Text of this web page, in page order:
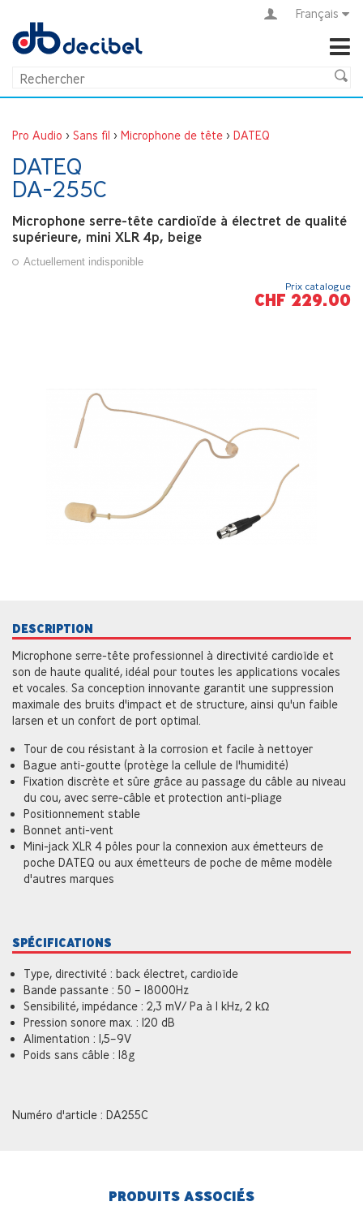
Français
Pro Audio > Sans fil > Microphone de tête > DATEQ
DATEQ
DA-255C
Microphone serre-tête cardioïde à électret de qualité
supérieure, mini XLR 4p, beige
Actuellement indisponible
Prix catalogue
CHF 229.00
DESCRIPTION
Microphone serre-tête professionnel à directivité cardioïde et
son de haute qualité, idéal pour toutes les applications vocales
et vocales. Sa conception innovante garantit une suppression
maximale des bruits d'impact et de structure, ainsi qu'un faible
larsen et un confort de port optimal.
Tour de cou résistant à la corrosion et facile à nettoyer
Bague anti-goutte (protège la cellule de l'humidité)
Fixation discrète et sûre grâce au passage du câble au niveau
du cou, avec serre-câble et protection anti-pliage
Positionnement stable
Bonnet anti-vent
Mini-jack XLR 4 pôles pour la connexion aux émetteurs de
poche DATEQ ou aux émetteurs de poche de même modèle
d'autres marques
SPÉCIFICATIONS
Type, directivité : back électret, cardioïde
Bande passante : 50 – 18000Hz
Sensibilité, impédance : 2,3 mV/ Pa à 1 kHz, 2 kΩ
Pression sonore max. : 120 dB
Alimentation : 1,5–9V
Poids sans câble : 18g
Numéro d'article : DA255C
PRODUITS ASSOCIÉS